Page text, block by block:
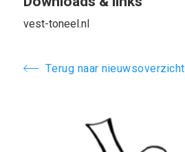
vest-toneel.nl
Terug naar nieuwsoverzicht